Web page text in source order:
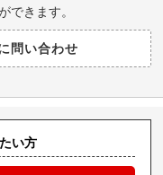
できます。
い方